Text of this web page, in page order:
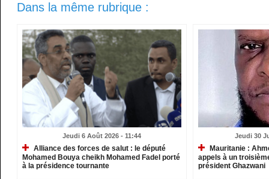
Dans la même rubrique :
Jeudi 6 Août 2026 - 11:44
Alliance des forces de salut : le député
Mohamed Bouya cheikh Mohamed Fadel porté
à la présidence tournante
Jeudi 30
Mauritanie :
appels à un
président Ghazwani